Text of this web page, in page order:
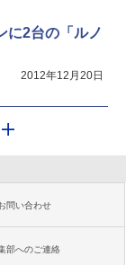
に2台の「ルノ
2012年12月20日
問い合わせ
部へのご連絡